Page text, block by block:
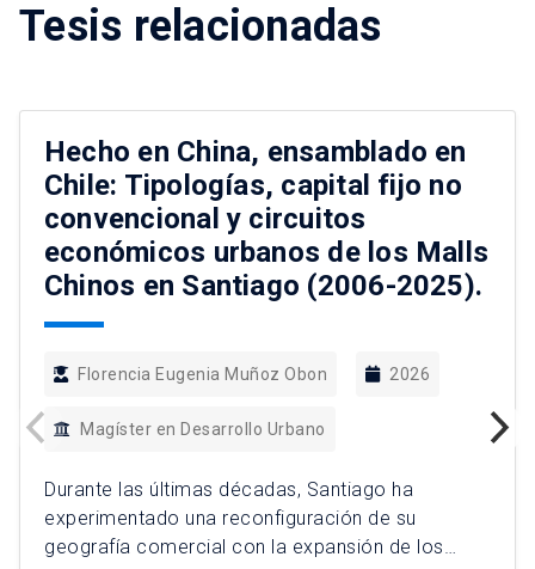
Tesis relacionadas
Hecho en China, ensamblado en
Chile: Tipologías, capital fijo no
convencional y circuitos
económicos urbanos de los Malls
Chinos en Santiago (2006-2025).
Florencia Eugenia Muñoz Obon 2026
Magíster en Desarrollo Urbano
Durante las últimas décadas, Santiago ha
experimentado una reconfiguración de su
geografía comercial con la expansión de los